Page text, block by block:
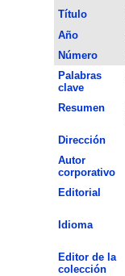
Título
Año
Número
Palabras
clave
Resumen
Dirección
Autor
corporativo
Editorial
Idioma
Editor de la
colección